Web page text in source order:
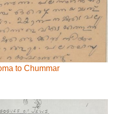
to Chummar